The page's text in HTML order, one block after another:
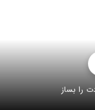
را بساز